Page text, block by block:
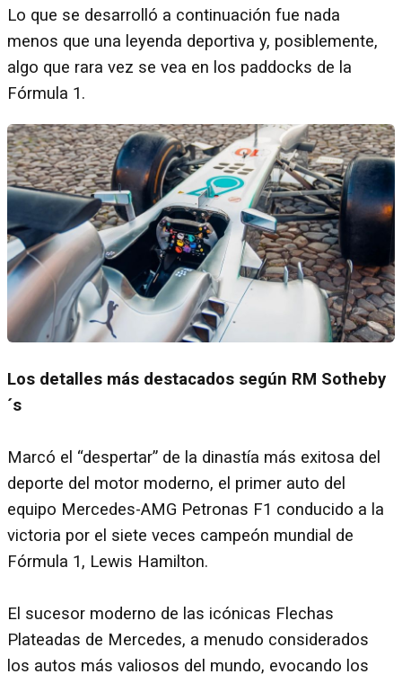
Lo que se desarrolló a continuación fue nada
menos que una leyenda deportiva y, posiblemente,
algo que rara vez se vea en los paddocks de la
Fórmula 1.
Los detalles más destacados según RM Sotheby
´s
Marcó el “despertar” de la dinastía más exitosa del
deporte del motor moderno, el primer auto del
equipo Mercedes-AMG Petronas F1 conducido a la
victoria por el siete veces campeón mundial de
Fórmula 1, Lewis Hamilton.
El sucesor moderno de las icónicas Flechas
Plateadas de Mercedes, a menudo considerados
los autos más valiosos del mundo, evocando los